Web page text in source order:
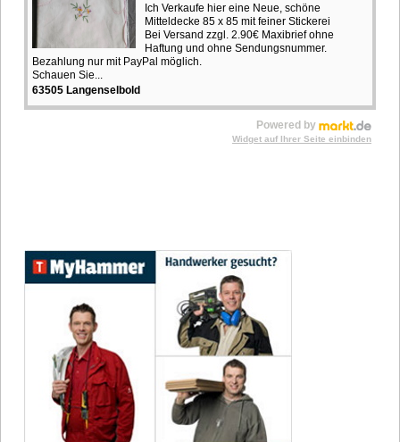
Ich Verkaufe hier eine Neue, schöne
Mitteldecke 85 x 85 mit feiner Stickerei
Bei Versand zzgl. 2.90€ Maxibrief ohne
Haftung und ohne Sendungsnummer.
Bezahlung nur mit PayPal möglich.
Schauen Sie...
63505 Langenselbold
Powered by
Widget auf Ihrer Seite einbinden